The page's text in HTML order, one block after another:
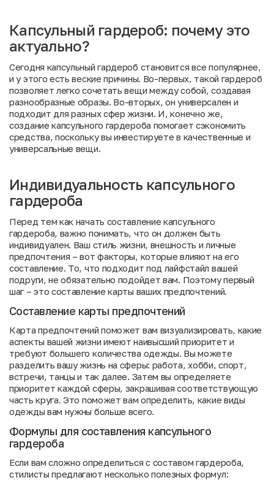
Капсульный гардероб: почему это
актуально?
Сегодня капсульный гардероб становится все популярнее,
и у этого есть веские причины. Во-первых, такой гардероб
позволяет легко сочетать вещи между собой, создавая
разнообразные образы. Во-вторых, он универсален и
подходит для разных сфер жизни. И, конечно же,
создание капсульного гардероба помогает сэкономить
средства, поскольку вы инвестируете в качественные и
универсальные вещи.
Индивидуальность капсульного
гардероба
Перед тем как начать составление капсульного
гардероба, важно понимать, что он должен быть
индивидуален. Ваш стиль жизни, внешность и личные
предпочтения – вот факторы, которые влияют на его
составление. То, что подходит под лайфстайл вашей
подруги, не обязательно подойдет вам. Поэтому первый
шаг – это составление карты ваших предпочтений.
Составление карты предпочтений
Карта предпочтений поможет вам визуализировать, какие
аспекты вашей жизни имеют наивысший приоритет и
требуют большего количества одежды. Вы можете
разделить вашу жизнь на сферы: работа, хобби, спорт,
встречи, танцы и так далее. Затем вы определяете
приоритет каждой сферы, закрашивая соответствующую
часть круга. Это поможет вам определить, какие виды
одежды вам нужны больше всего.
Формулы для составления капсульного
гардероба
Если вам сложно определиться с составом гардероба,
стилисты предлагают несколько полезных формул: